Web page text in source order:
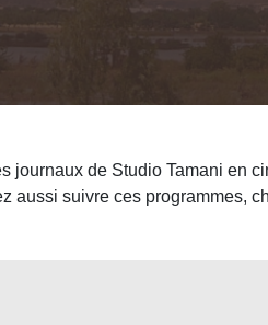
journaux de Studio Tamani en
aussi suivre ces programmes,